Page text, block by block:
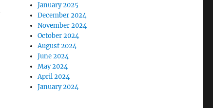
January 2025
December 2024
November 2024
October 2024
August 2024
June 2024
May 2024
April 2024
January 2024